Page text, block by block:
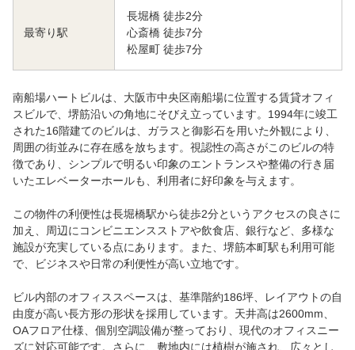
最寄り駅
長堀橋 徒歩2分
心斎橋 徒歩7分
松屋町 徒歩7分
南船場ハートビルは、大阪市中央区南船場に位置する賃貸オフィ
スビルで、堺筋沿いの角地にそびえ立っています。1994年に竣工
された16階建てのビルは、ガラスと御影石を用いた外観により、
周囲の街並みに存在感を放ちます。視認性の高さがこのビルの特
徴であり、シンプルで明るい印象のエントランスや整備の行き届
いたエレベーターホールも、利用者に好印象を与えます。
この物件の利便性は長堀橋駅から徒歩2分というアクセスの良さに
加え、周辺にコンビニエンスストアや飲食店、銀行など、多様な
施設が充実している点にあります。また、堺筋本町駅も利用可能
で、ビジネスや日常の利便性が高い立地です。
ビル内部のオフィススペースは、基準階約186坪、レイアウトの自
由度が高い長方形の形状を採用しています。天井高は2600mm、
OAフロア仕様、個別空調設備が整っており、現代のオフィスニー
ズに対応可能です。さらに、敷地内には植樹が施され、広々とし